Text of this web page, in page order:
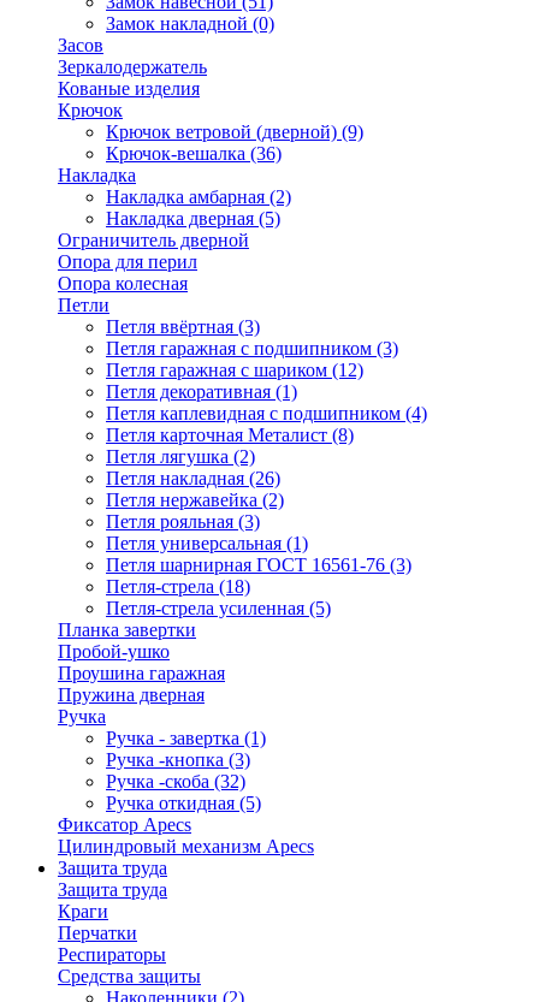
Замок накладной (0)
Засов
Зеркалодержатель
Кованые изделия
Крючок
Крючок ветровой (дверной) (9)
Крючок-вешалка (36)
Накладка
Накладка амбарная (2)
Накладка дверная (5)
Ограничитель дверной
Опора для перил
Опора колесная
Петли
Петля ввёртная (3)
Петля гаражная с подшипником (3)
Петля гаражная с шариком (12)
Петля декоративная (1)
Петля каплевидная с подшипником (4)
Петля карточная Металист (8)
Петля лягушка (2)
Петля накладная (26)
Петля нержавейка (2)
Петля рояльная (3)
Петля универсальная (1)
Петля шарнирная ГОСТ 16561-76 (3)
Петля-стрела (18)
Петля-стрела усиленная (5)
Планка завертки
Пробой-ушко
Проушина гаражная
Пружина дверная
Ручка
Ручка - завертка (1)
Ручка -кнопка (3)
Ручка -скоба (32)
Ручка откидная (5)
Фиксатор Apecs
Цилиндровый механизм Apecs
Защита труда
Защита труда
Краги
Перчатки
Респираторы
Средства защиты
Наколенники (2)